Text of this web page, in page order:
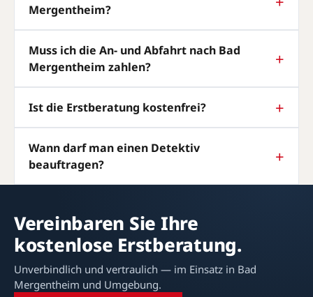
Mergentheim?
Muss ich die An- und Abfahrt nach Bad
Mergentheim zahlen?
Ist die Erstberatung kostenfrei?
Wann darf man einen Detektiv
beauftragen?
Vereinbaren Sie Ihre
kostenlose Erstberatung.
Unverbindlich und vertraulich — im Einsatz in Bad
Mergentheim und Umgebung.